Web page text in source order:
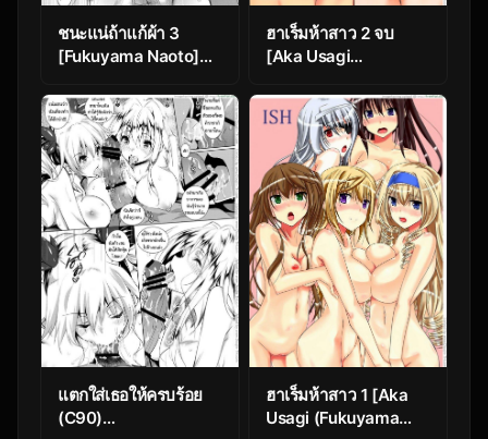
ชนะแน่ถ้าแก้ผ้า 3
[Fukuyama Naoto]
ฮาเร็มห้าสาว 2 จบ
[Aka Usagi
ISHR (IS Infinite
Stratos)
แตกใส่เธอให้ครบร้อย
(C90)
ฮาเร็มห้าสาว 1 [Aka
Usagi (Fukuyama